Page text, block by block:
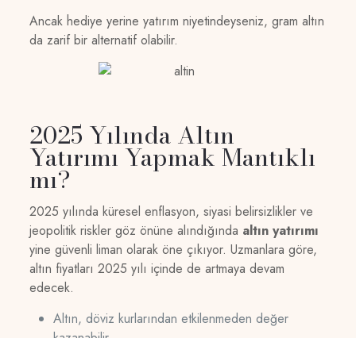
Ancak hediye yerine yatırım niyetindeyseniz, gram altın
da zarif bir alternatif olabilir.
2025 Yılında Altın
Yatırımı Yapmak Mantıklı
mı?
2025 yılında küresel enflasyon, siyasi belirsizlikler ve
jeopolitik riskler göz önüne alındığında altın yatırımı
yine güvenli liman olarak öne çıkıyor. Uzmanlara göre,
altın fiyatları 2025 yılı içinde de artmaya devam
edecek.
Altın, döviz kurlarından etkilenmeden değer